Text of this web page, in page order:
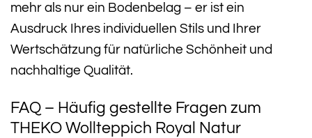
mehr als nur ein Bodenbelag – er ist ein
Ausdruck Ihres individuellen Stils und Ihrer
Wertschätzung für natürliche Schönheit und
nachhaltige Qualität.
FAQ – Häufig gestellte Fragen zum
THEKO Wollteppich Royal Natur